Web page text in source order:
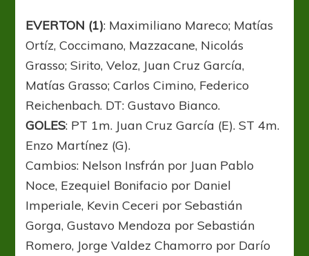
EVERTON (1): Maximiliano Mareco; Matías
Ortíz, Coccimano, Mazzacane, Nicolás
Grasso; Sirito, Veloz, Juan Cruz García,
Matías Grasso; Carlos Cimino, Federico
Reichenbach. DT: Gustavo Bianco.
GOLES: PT 1m. Juan Cruz García (E). ST 4m.
Enzo Martínez (G).
Cambios: Nelson Insfrán por Juan Pablo
Noce, Ezequiel Bonifacio por Daniel
Imperiale, Kevin Ceceri por Sebastián
Gorga, Gustavo Mendoza por Sebastián
Romero, Jorge Valdez Chamorro por Darío